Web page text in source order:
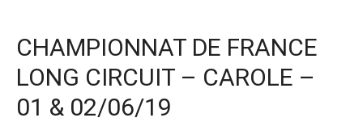
CHAMPIONNAT DE FRANCE
LONG CIRCUIT – CAROLE –
01 & 02/06/19